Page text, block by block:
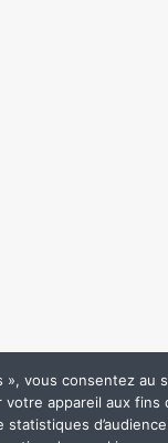
vous consentez au
appareil aux fins